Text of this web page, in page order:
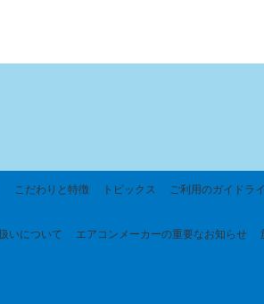
こだわりと特徴 トピックス ご利用のガイドラ
いについて エアコンメーカーの重要なお知らせ